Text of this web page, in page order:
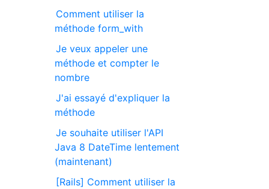
Comment utiliser la
méthode form_with
Je veux appeler une
méthode et compter le
nombre
J'ai essayé d'expliquer la
méthode
Je souhaite utiliser l'API
Java 8 DateTime lentement
(maintenant)
[Rails] Comment utiliser la